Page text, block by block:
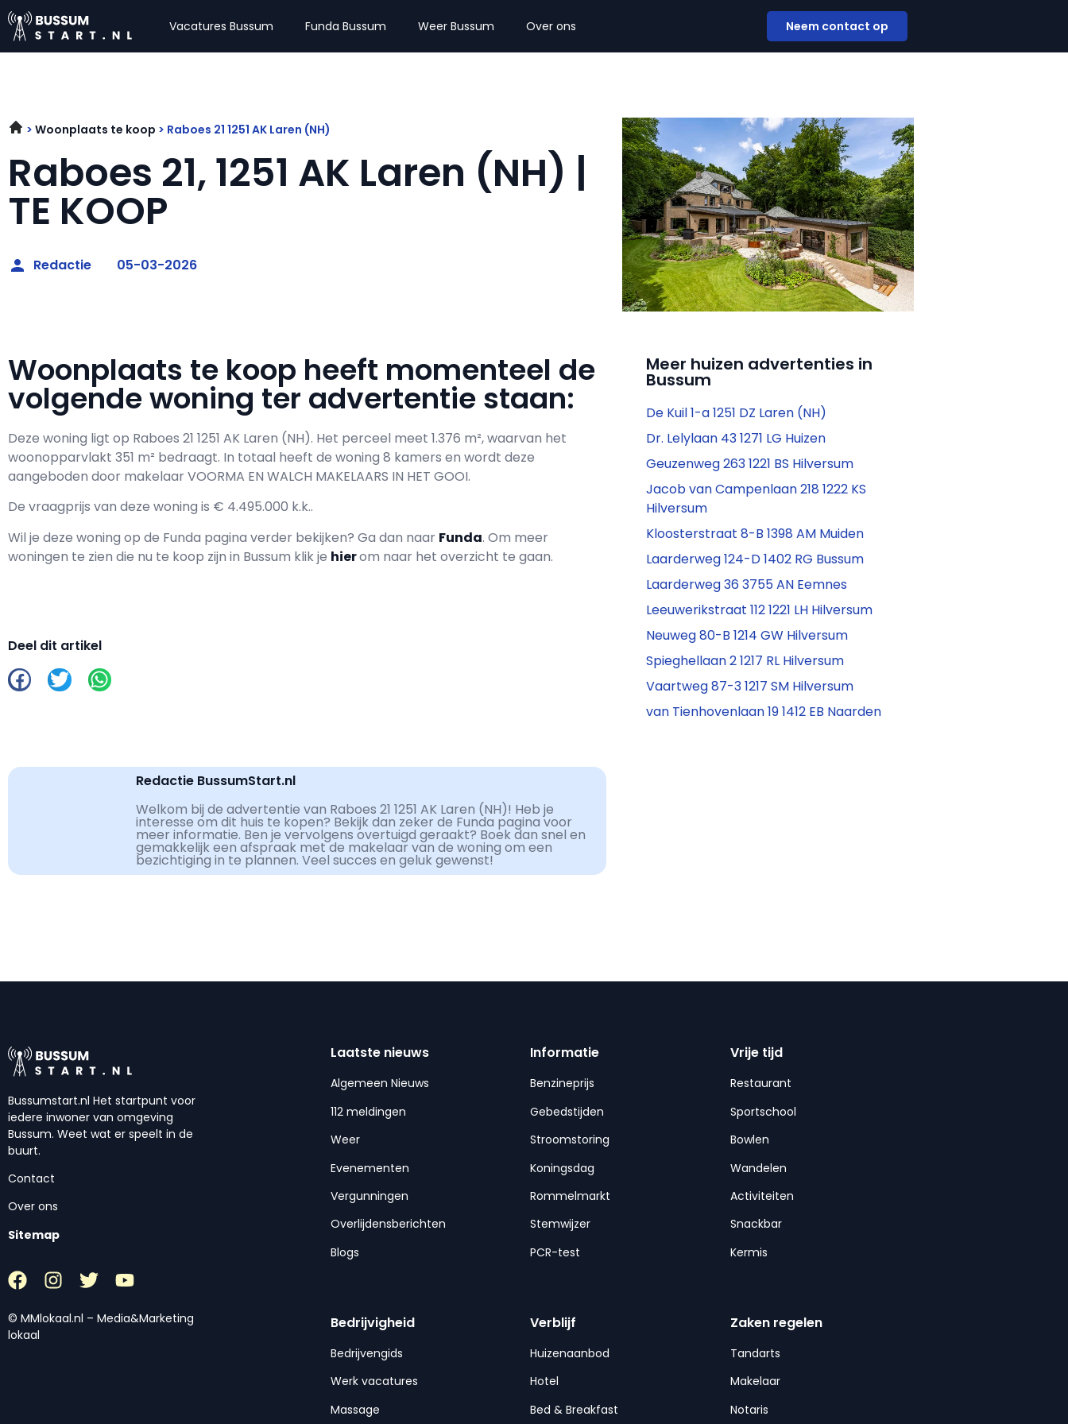
Vacatures Bussum Funda Bussum Weer Bussum Over ons Neem contact op
Woonplaats te koop Raboes 21 1251 AK Laren (NH)
Raboes 21, 1251 AK Laren (NH) |
TE KOOP
Redactie 05-03-2026
Woonplaats te koop heeft momenteel de
volgende woning ter advertentie staan:
Deze woning ligt op Raboes 21 1251 AK Laren (NH). Het perceel meet 1.376 m², waarvan het
woonopparvlakt 351 m² bedraagt. In totaal heeft de woning 8 kamers en wordt deze
aangeboden door makelaar VOORMA EN WALCH MAKELAARS IN HET GOOI.
De vraagprijs van deze woning is € 4.495.000 k.k..
Wil je deze woning op de Funda pagina verder bekijken? Ga dan naar Funda. Om meer
woningen te zien die nu te koop zijn in Bussum klik je hierom naar het overzicht te gaan.
Deel dit artikel
Redactie BussumStart.nl
Welkom bij de advertentie van Raboes 21 1251 AK Laren (NH)! Heb je
interesse om dit huis te kopen? Bekijk dan zeker de Funda pagina voor
meer informatie. Ben je vervolgens overtuigd geraakt? Boek dan snel en
gemakkelijk een afspraak met de makelaar van de woning om een
bezichtiging in te plannen. Veel succes en geluk gewenst!
Meer huizen advertenties in
Bussum
De Kuil 1-a 1251 DZ Laren (NH)
Dr. Lelylaan 43 1271 LG Huizen
Geuzenweg 263 1221 BS Hilversum
Jacob van Campenlaan 218 1222 KS
Hilversum
Kloosterstraat 8-B 1398 AM Muiden
Laarderweg 124-D 1402 RG Bussum
Laarderweg 36 3755 AN Eemnes
Leeuwerikstraat 112 1221 LH Hilversum
Neuweg 80-B 1214 GW Hilversum
Spieghellaan 2 1217 RL Hilversum
Vaartweg 87-3 1217 SM Hilversum
van Tienhovenlaan 19 1412 EB Naarden
Bussumstart.nl Het startpunt voor
iedere inwoner van omgeving
Bussum. Weet wat er speelt in de
buurt.
Contact
Over ons
Sitemap
© MMlokaal.nl – Media&Marketing
lokaal
Laatste nieuws
Algemeen Nieuws
112 meldingen
Weer
Evenementen
Vergunningen
Overlijdensberichten
Blogs
Informatie
Benzineprijs
Gebedstijden
Stroomstoring
Koningsdag
Rommelmarkt
Stemwijzer
PCR-test
Vrije tijd
Restaurant
Sportschool
Bowlen
Wandelen
Activiteiten
Snackbar
Kermis
Bedrijvigheid
Bedrijvengids
Werk vacatures
Massage
Verblijf
Huizenaanbod
Hotel
Bed & Breakfast
Zaken regelen
Tandarts
Makelaar
Notaris